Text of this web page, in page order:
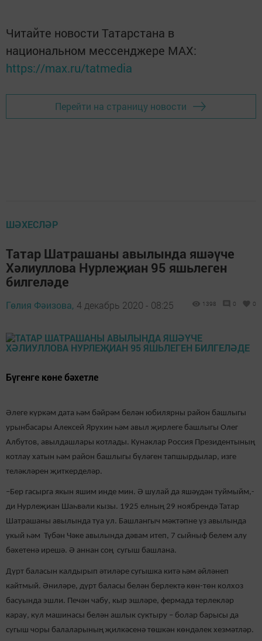
Читайте новости Татарстана в
национальном мессенджере MАХ:
https://max.ru/tatmedia
Перейти на страницу новости
ШӘХЕСЛӘР
Татар Шатрашаны авылында яшәүче
Хәлиуллова Нурлеҗиан 95 яшьлеген
билгеләде
Гөлия Фәизова, 4 декабрь 2020 - 08:25 1398 0 0
Бүгенге көне бәхетле
Әлеге күркәм дата һәм бәйрәм белән юбилярны район башлыгы
урынбасары Алексей Ярухин һәм авыл җирлеге башлыгы Олег
Албутов, авылдашлары котлады. Кунаклар Россия Президентының
котлау хатын һәм район башлыгы бүләген тапшырдылар, изге
теләкләрен җиткерделәр.
–Бер гасырга якын яшим инде мин. Ә шулай да яшәүдән туймыйм,-
ди Нурлеҗиан Шаһвәли кызы. 1925 елның 29 ноябрендә Татар
Шатрашаны авылында туа ул. Башлангыч мәктәпне үз авылында
укый һәм Түбән Чәке авылында дәвам итеп, 7 сыйныф белем алу
бәхетенә ирешә. Ә аннан соң сугыш башлана.
Дүрт баласын калдырып әтиләре сугышка китә һәм әйләнеп
кайтмый. Әниләре, дүрт баласы белән берлектә көн-төн колхоз
басуында эшли. Печән чабу, кыр эшләре, фермада терлекләр
карау, кул машинасы белән ашлык суктыру – болар барысы да
сугыш чоры балаларының җилкәсенә төшкән көндәлек хезмәтләр.